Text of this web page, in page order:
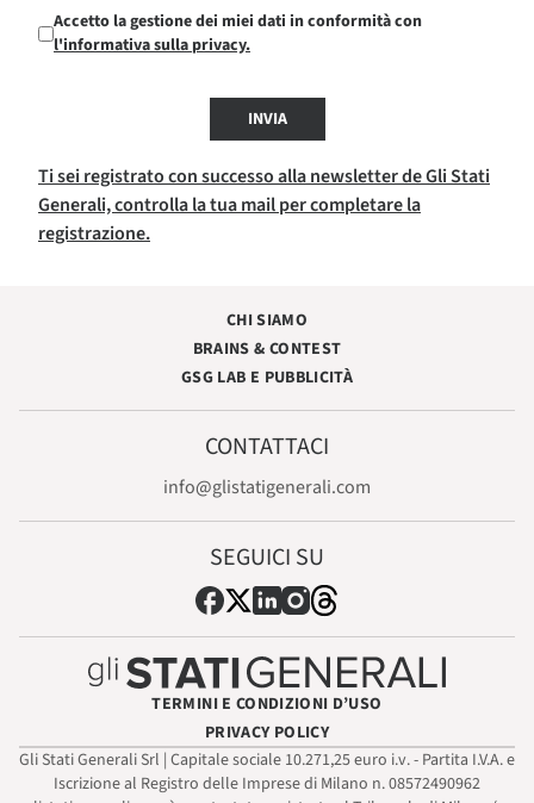
Accetto la gestione dei miei dati in conformità con
l'informativa sulla privacy.
INVIA
Ti sei registrato con successo alla newsletter de Gli Stati
Generali, controlla la tua mail per completare la
registrazione.
CHI SIAMO
BRAINS & CONTEST
GSG LAB E PUBBLICITÀ
CONTATTACI
info@glistatigenerali.com
SEGUICI SU
TERMINI E CONDIZIONI D’USO
PRIVACY POLICY
Gli Stati Generali Srl | Capitale sociale 10.271,25 euro i.v. - Partita I.V.A. e
Iscrizione al Registro delle Imprese di Milano n. 08572490962